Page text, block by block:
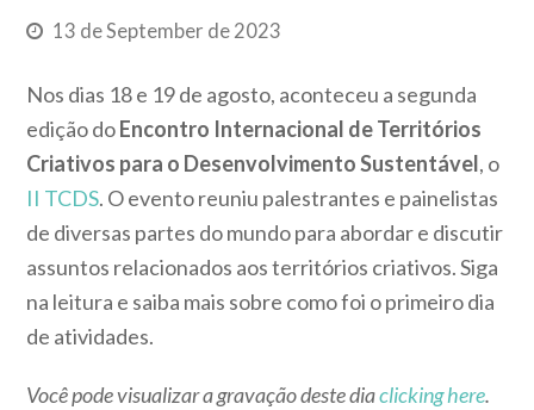
13 de September de 2023
Nos dias 18 e 19 de agosto, aconteceu a segunda
edição doEncontro Internacional de Territórios
Criativos para o Desenvolvimento Sustentável, o
II TCDS. O evento reuniu palestrantes e painelistas
de diversas partes do mundo para abordar e discutir
assuntos relacionados aos territórios criativos. Siga
na leitura e saiba mais sobre como foi o primeiro dia
de atividades.
Você pode visualizar a gravação deste diaclicking here.